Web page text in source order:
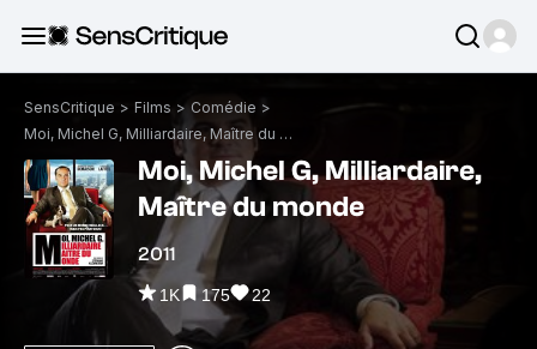
SensCritique > Films > Comédie >
Moi, Michel G, Milliardaire, Maître du monde
Moi, Michel G, Milliardaire,
Maître du monde
2011
1K 175 22